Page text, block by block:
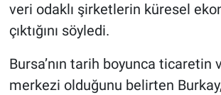
veri odaklı şirketlerin küresel
çıktığını söyledi.
Bursa’nın tarih boyunca ticaretin
merkezi olduğunu belirten